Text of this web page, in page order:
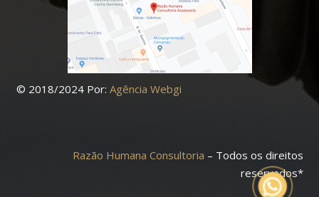
© 2018/2024 Por: Agência Webgi
Razão Humana Consultoria – Todos os direitos
reservados*